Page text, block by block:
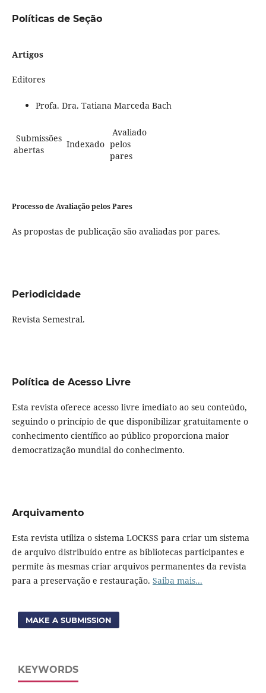
Políticas de Seção
Artigos
Editores
Profa. Dra. Tatiana Marceda Bach
Submissões
abertas
Indexado
Avaliado
pelos
pares
Processo de Avaliação pelos Pares
As propostas de publicação são avaliadas por pares.
Periodicidade
Revista Semestral.
Política de Acesso Livre
Esta revista oferece acesso livre imediato ao seu conteúdo,
seguindo o princípio de que disponibilizar gratuitamente o
conhecimento científico ao público proporciona maior
democratização mundial do conhecimento.
Arquivamento
Esta revista utiliza o sistema LOCKSS para criar um sistema
de arquivo distribuído entre as bibliotecas participantes e
permite às mesmas criar arquivos permanentes da revista
para a preservação e restauração. Saiba mais...
MAKE A SUBMISSION
KEYWORDS